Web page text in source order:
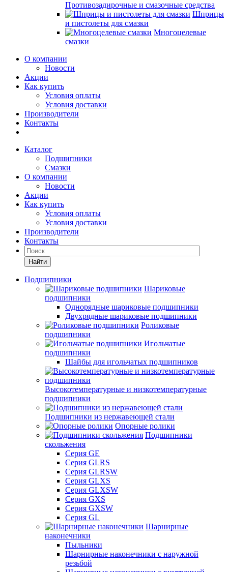
Противозадирочные и смазочные средства
Шприцы
и пистолеты для смазки
Многоцелевые
смазки
О компании
Новости
Акции
Как купить
Условия оплаты
Условия доставки
Производители
Контакты
Каталог
Подшипники
Смазки
О компании
Новости
Акции
Как купить
Условия оплаты
Условия доставки
Производители
Контакты
Найти
Подшипники
Шариковые
подшипники
Однорядные шариковые подшипники
Двухрядные шариковые подшипники
Роликовые
подшипники
Игольчатые
подшипники
Шайбы для игольчатых подшипников
Высокотемпературные и низкотемпературные
подшипники
Подшипники из нержавеющей стали
Опорные ролики
Подшипники
скольжения
Серия GE
Серия GLRS
Серия GLRSW
Серия GLXS
Серия GLXSW
Серия GXS
Серия GXSW
Серия GL
Шарнирные
наконечники
Пыльники
Шарнирные наконечники с наружной
резьбой